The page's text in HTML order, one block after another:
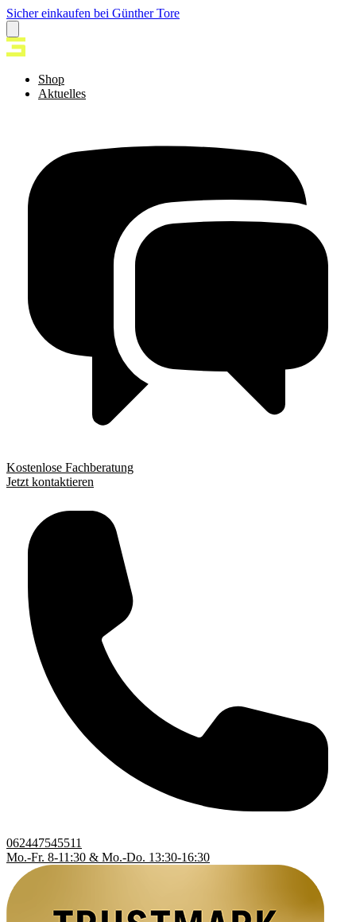
Sicher einkaufen bei Günther Tore
Shop
Aktuelles
Kostenlose Fachberatung
Jetzt kontaktieren
062447545511
Mo.-Fr. 8-11:30 & Mo.-Do. 13:30-16:30